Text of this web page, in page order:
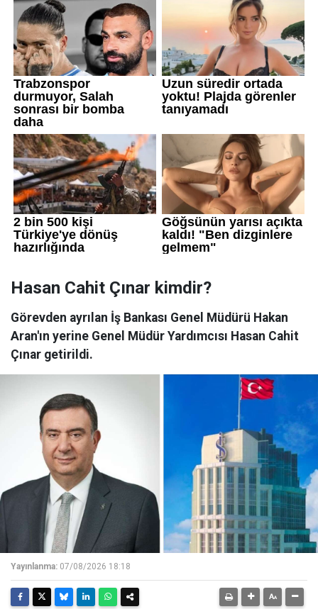
Hasan Cahit Çınar kimdir?
Görevden ayrılan İş Bankası Genel Müdürü Hakan
Aran'ın yerine Genel Müdür Yardımcısı Hasan Cahit
Çınar getirildi.
Yayınlanma: 07/08/2026 18:18